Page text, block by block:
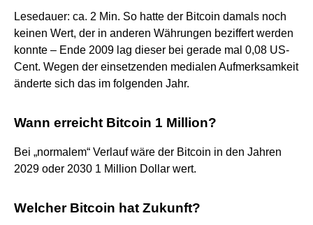
Lesedauer: ca. 2 Min. So hatte der Bitcoin damals noch
keinen Wert, der in anderen Währungen beziffert werden
konnte – Ende 2009 lag dieser bei gerade mal 0,08 US-
Cent. Wegen der einsetzenden medialen Aufmerksamkeit
änderte sich das im folgenden Jahr.
Wann erreicht Bitcoin 1 Million?
Bei „normalem“ Verlauf wäre der Bitcoin in den Jahren
2029 oder 2030 1 Million Dollar wert.
Welcher Bitcoin hat Zukunft?